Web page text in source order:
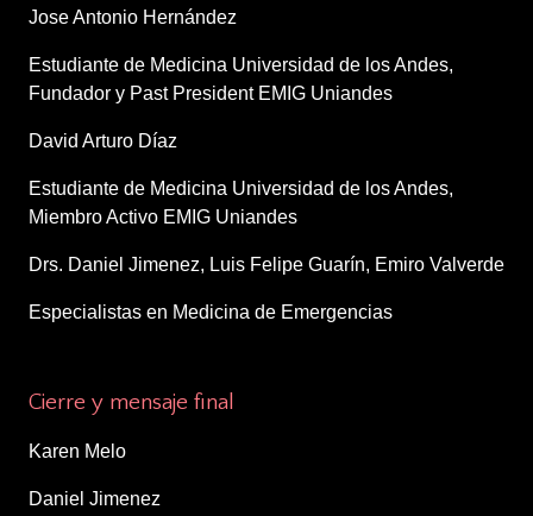
Jose Antonio Hernández
Estudiante de Medicina Universidad de los Andes,
Fundador y Past President EMIG Uniandes
David Arturo Díaz
Estudiante de Medicina Universidad de los Andes,
Miembro Activo EMIG Uniandes
Drs. Daniel Jimenez, Luis Felipe Guarín, Emiro Valverde
Especialistas en Medicina de Emergencias
Cierre y mensaje final
Karen Melo
Daniel Jimenez